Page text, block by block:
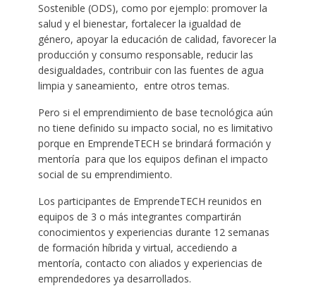
Sostenible (ODS), como por ejemplo: promover la
salud y el bienestar, fortalecer la igualdad de
género, apoyar la educación de calidad, favorecer la
producción y consumo responsable, reducir las
desigualdades, contribuir con las fuentes de agua
limpia y saneamiento, entre otros temas.
Pero si el emprendimiento de base tecnológica aún
no tiene definido su impacto social, no es limitativo
porque en EmprendeTECH se brindará formación y
mentoría para que los equipos definan el impacto
social de su emprendimiento.
Los participantes de EmprendeTECH reunidos en
equipos de 3 o más integrantes compartirán
conocimientos y experiencias durante 12 semanas
de formación híbrida y virtual, accediendo a
mentoría, contacto con aliados y experiencias de
emprendedores ya desarrollados.